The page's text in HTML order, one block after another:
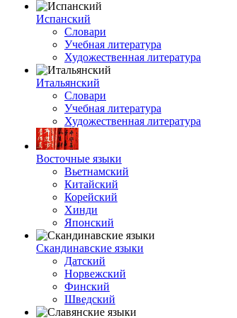
Испанский
Словари
Учебная литература
Художественная литература
Итальянский
Словари
Учебная литература
Художественная литература
Восточные языки
Вьетнамский
Китайский
Корейский
Хинди
Японский
Скандинавские языки
Датский
Норвежский
Финский
Шведский